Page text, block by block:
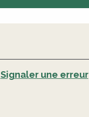
Signaler une erreur